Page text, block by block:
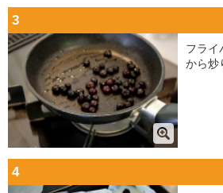
3
フライ
から炒
4